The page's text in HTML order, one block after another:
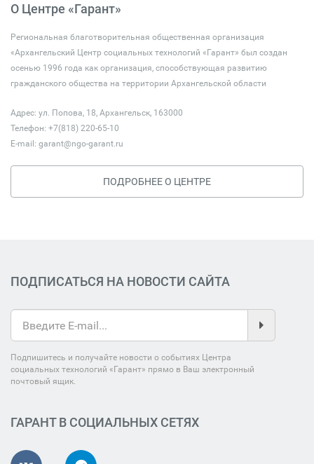
О Центре «Гарант»
Региональная благотворительная общественная организация
«Архангельский Центр социальных технологий «Гарант» был создан
осенью 1996 года как организация, способствующая развитию
гражданского общества на территории Архангельской области
Адрес: ул. Попова, 18, Архангельск, 163000
Телефон: +7(818) 220-65-10
E-mail: garant@ngo-garant.ru
ПОДРОБНЕЕ О ЦЕНТРЕ
ПОДПИСАТЬСЯ НА НОВОСТИ САЙТА
Подпишитесь и получайте новости о событиях Центра
социальных технологий «Гарант» прямо в Ваш электронный
почтовый ящик.
ГАРАНТ В СОЦИАЛЬНЫХ СЕТЯХ